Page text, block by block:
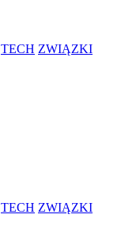
TECH ZWIĄZKI
TECH ZWIĄZKI